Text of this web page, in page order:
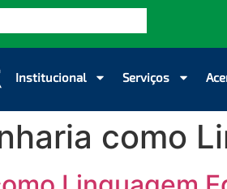
Institucional Serviços
como